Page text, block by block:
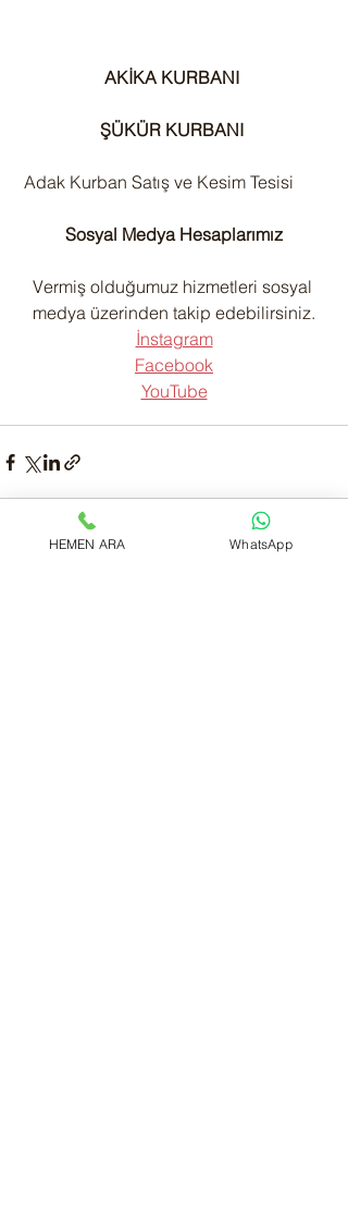
AKİKA KURBANI
ŞÜKÜR KURBANI
Adak Kurban Satış ve Kesim Tesisi
Sosyal Medya Hesaplarımız
Vermiş olduğumuz hizmetleri sosyal
medya üzerinden takip edebilirsiniz.
İnstagram
Facebook
YouTube
HEMEN ARA WhatsApp